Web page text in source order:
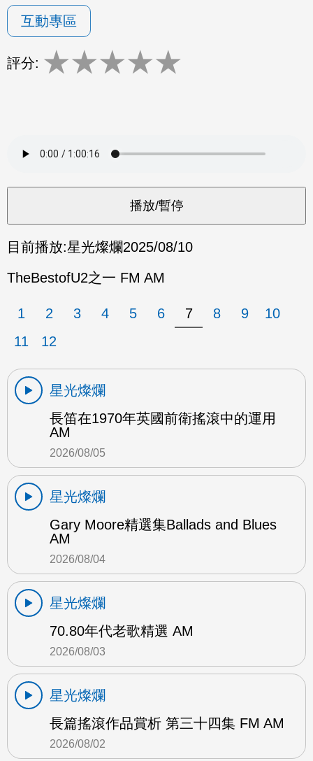
互動專區
評分: ★★★★★
目前播放:星光燦爛2025/08/10
TheBestofU2之一 FM AM
1 2 3 4 5 6 7 8 9
10
11
12
星光燦爛
長笛在1970年英國前衛搖滾中的運用
AM
2026/08/05
星光燦爛
Gary Moore精選集Ballads and Blues
AM
2026/08/04
星光燦爛
70.80年代老歌精選 AM
2026/08/03
星光燦爛
長篇搖滾作品賞析 第三十四集 FM AM
2026/08/02